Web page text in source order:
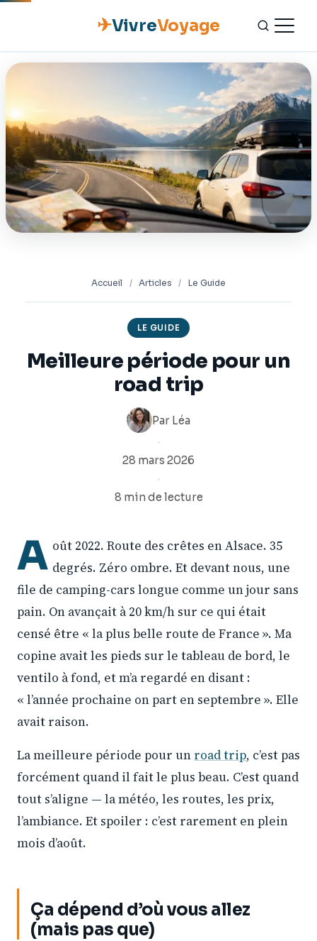
✈VivreVoyage
ACCUEIL
ESCAPADES
NATURE
GASTRONOMIE
CULTURE
Accueil / Articles / Le Guide
LE GUIDE
Meilleure période pour un
road trip
Par Léa
·
28 mars 2026
·
8 min de lecture
A oût 2022. Route des crêtes en Alsace. 35
degrés. Zéro ombre. Et devant nous, une
file de camping-cars longue comme un jour sans
pain. On avançait à 20 km/h sur ce qui était
censé être « la plus belle route de France ». Ma
copine avait les pieds sur le tableau de bord, le
ventilo à fond, et m’a regardé en disant :
« l’année prochaine on part en septembre ». Elle
avait raison.
La meilleure période pour un road trip, c’est pas
forcément quand il fait le plus beau. C’est quand
tout s’aligne — la météo, les routes, les prix,
l’ambiance. Et spoiler : c’est rarement en plein
mois d’août.
Ça dépend d’où vous allez
(mais pas que)